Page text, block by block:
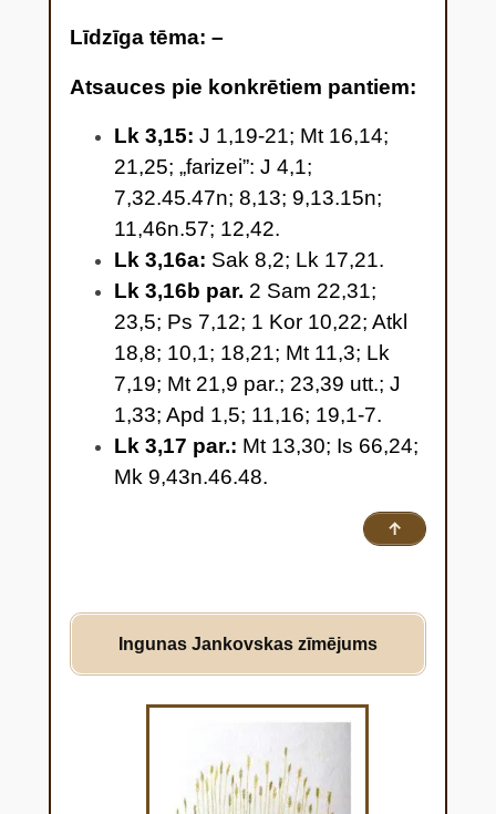
Līdzīga tēma: –
Atsauces pie konkrētiem pantiem:
Lk 3,15: J 1,19-21; Mt 16,14;
21,25; „farizei”: J 4,1;
7,32.45.47n; 8,13; 9,13.15n;
11,46n.57; 12,42.
Lk 3,16a: Sak 8,2; Lk 17,21.
Lk 3,16b par. 2 Sam 22,31;
23,5; Ps 7,12; 1 Kor 10,22; Atkl
18,8; 10,1; 18,21; Mt 11,3; Lk
7,19; Mt 21,9 par.; 23,39 utt.; J
1,33; Apd 1,5; 11,16; 19,1-7.
Lk 3,17 par.: Mt 13,30; Is 66,24;
Mk 9,43n.46.48.
↑
Ingunas Jankovskas zīmējums